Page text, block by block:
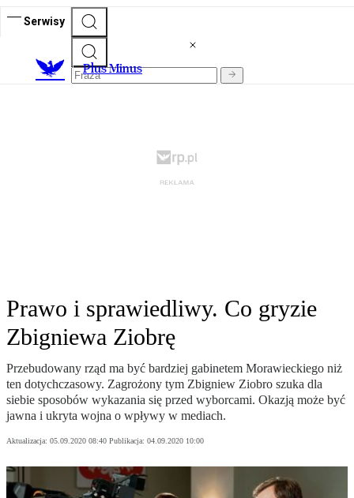
Serwisy
Plus Minus
Prawo i sprawiedliwy. Co gryzie
Zbigniewa Ziobrę
Przebudowany rząd ma być bardziej gabinetem Morawieckiego niż
ten dotychczasowy. Zagrożony tym Zbigniew Ziobro szuka dla
siebie sposobów wykazania się przed wyborcami. Okazją może być
jawna i ukryta wojna o wpływy w mediach.
Aktualizacja: 05.09.2020 08:40 Publikacja: 04.09.2020 10:00